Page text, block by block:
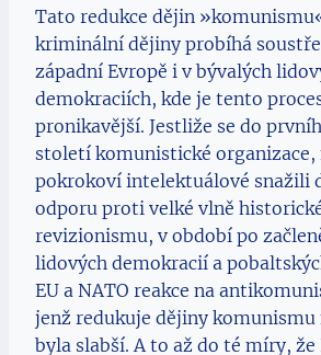
Tato redukce dějin
kriminální dějiny probíhá
západní Evropě i v bývalých
demokraciích, kde je tento
pronikavější. Jestliže se do
století komunistické
pokrokoví intelektuálové snažili
odporu proti velké vlně
revizionismu, v období po
lidových demokracií a
EU a NATO reakce na
jenž redukuje dějiny komunismu
byla slabší. A to až do té míry, že